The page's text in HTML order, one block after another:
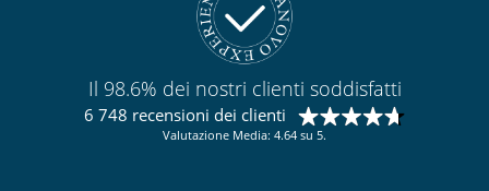
Per la vostra comodità e convenienza
Garage o posteggio privato
Il 98.6% dei nostri clienti soddisfatti
6 748 recensioni dei clienti
Valutazione Media: 4.64 su 5.